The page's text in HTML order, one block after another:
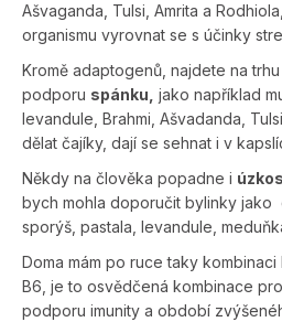
Ašvaganda, Tulsi, Amrita a
organismu vyrovnat se s účinky
Kromě adaptogenů, najdete na
podporu spánku, jako například
levandule, Brahmi, Ašvadanda,
dělat čajíky, dají se sehnat i v
Někdy na člověka popadne i
bych mohla doporučit bylinky jako
sporýš, pastala, levandule,
Doma mám po ruce taky kombinaci
B6, je to osvědčená kombinace
podporu imunity a období